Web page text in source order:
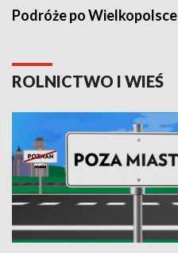
Podróże po Wielkopolsce
ROLNICTWO I WIEŚ